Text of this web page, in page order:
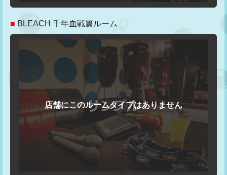
■ BLEACH 千年血戦篇ルーム